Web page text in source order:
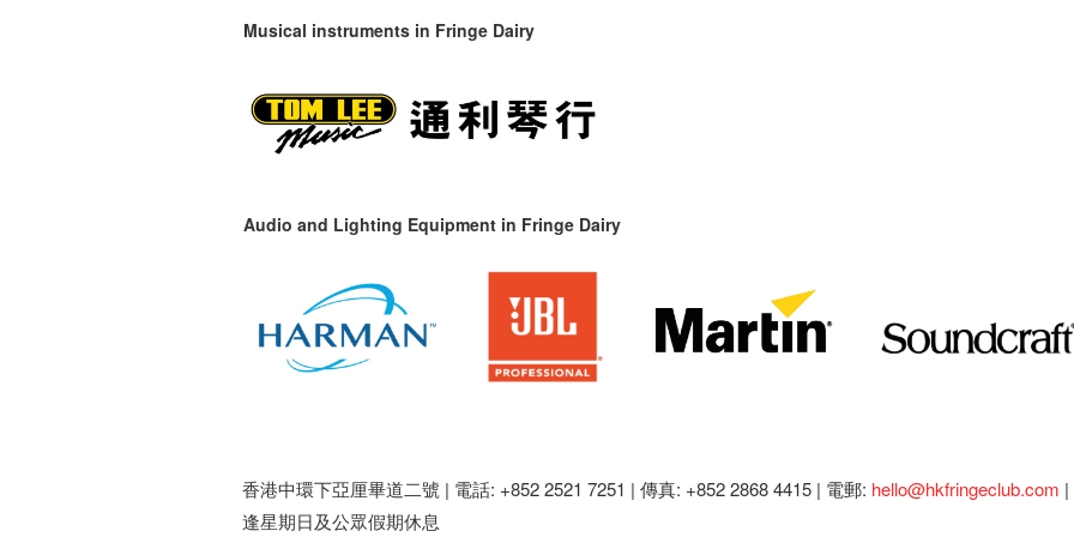
Musical instruments in Fringe Dairy
Audio and Lighting Equipment in Fringe Dairy
香港中環下亞厘畢道二號 | 電話: +852 2521 7251 | 傳真: +852 2868 4415 | 電郵: hello@hkfringeclub.com |
逢星期日及公眾假期休息